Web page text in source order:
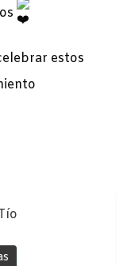
estos